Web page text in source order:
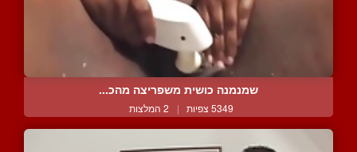
שמנמנה כושית משפריצה מהכ...
5349 צפיות | 2 המלצות